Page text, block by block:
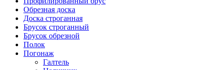
Обрезная доска
Доска строганная
Брусок строганный
Брусок обрезной
Полок
Погонаж
Галтель